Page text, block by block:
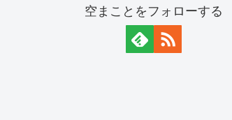
空まことをフォローする